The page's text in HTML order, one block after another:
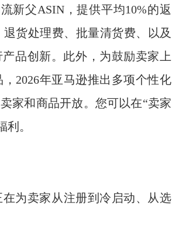
新父ASIN，提供平均10%的返
货处理费、批量清货费、以及
品创新。此外，为鼓励卖家上
2026年亚马逊推出多项个性化
家和商品开放。您可以在“卖家
。
为卖家从注册到冷启动、从选